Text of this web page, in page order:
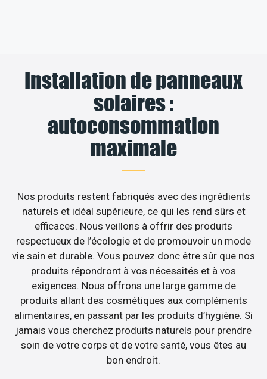
Installation de panneaux
solaires :
autoconsommation
maximale
Nos produits restent fabriqués avec des ingrédients
naturels et idéal supérieure, ce qui les rend sûrs et
efficaces. Nous veillons à offrir des produits
respectueux de l’écologie et de promouvoir un mode
vie sain et durable. Vous pouvez donc être sûr que nos
produits répondront à vos nécessités et à vos
exigences. Nous offrons une large gamme de
produits allant des cosmétiques aux compléments
alimentaires, en passant par les produits d’hygiène. Si
jamais vous cherchez produits naturels pour prendre
soin de votre corps et de votre santé, vous êtes au
bon endroit.